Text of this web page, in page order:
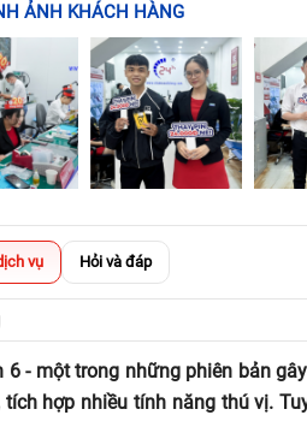
ẢNH KHÁCH HÀNG
vụ Hỏi và đáp
6 - một trong những phiên bản
tích hợp nhiều tính năng thú vị.